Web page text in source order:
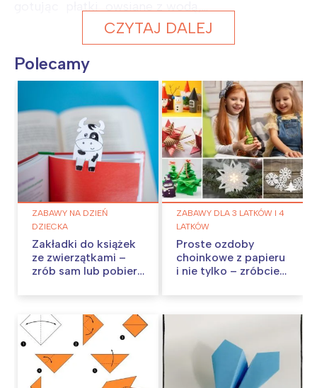
CZYTAJ DALEJ
Polecamy
ZABAWY NA DZIEŃ
DZIECKA
Zakładki do książek
ze zwierzątkami –
zrób sam lub pobierz
ZABAWY DLA 3 LATKÓW I 4
LATKÓW
Proste ozdoby
choinkowe z papieru
i nie tylko – zróbcie